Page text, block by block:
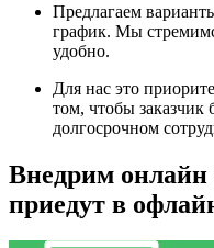
Предлагаем
график. Мы
удобно.
Для нас это
том, чтобы заказчик
долгосрочном
Внедрим
приедут в